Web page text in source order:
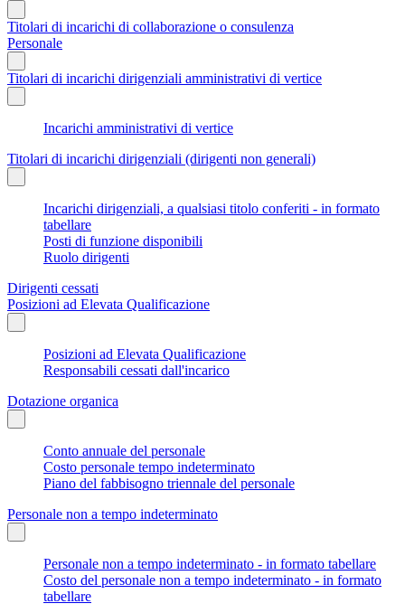
Titolari di incarichi di collaborazione o consulenza
Personale
Titolari di incarichi dirigenziali amministrativi di vertice
Incarichi amministrativi di vertice
Titolari di incarichi dirigenziali (dirigenti non generali)
Incarichi dirigenziali, a qualsiasi titolo conferiti - in formato
tabellare
Posti di funzione disponibili
Ruolo dirigenti
Dirigenti cessati
Posizioni ad Elevata Qualificazione
Posizioni ad Elevata Qualificazione
Responsabili cessati dall'incarico
Dotazione organica
Conto annuale del personale
Costo personale tempo indeterminato
Piano del fabbisogno triennale del personale
Personale non a tempo indeterminato
Personale non a tempo indeterminato - in formato tabellare
Costo del personale non a tempo indeterminato - in formato
tabellare